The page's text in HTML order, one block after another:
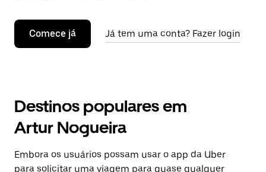
Comece já Já tem uma conta? Fazer login
Destinos populares em
Artur Nogueira
Embora os usuários possam usar o app da Uber
para solicitar uma viagem para quase qualquer